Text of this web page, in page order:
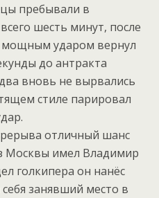
пребывали в
шесть минут, после
мощным ударом вернул
до антракта
вновь не вырвались
стиле парировал
отличный шанс
Москвы имел Владимир
голкипера он нанёс
занявший место в